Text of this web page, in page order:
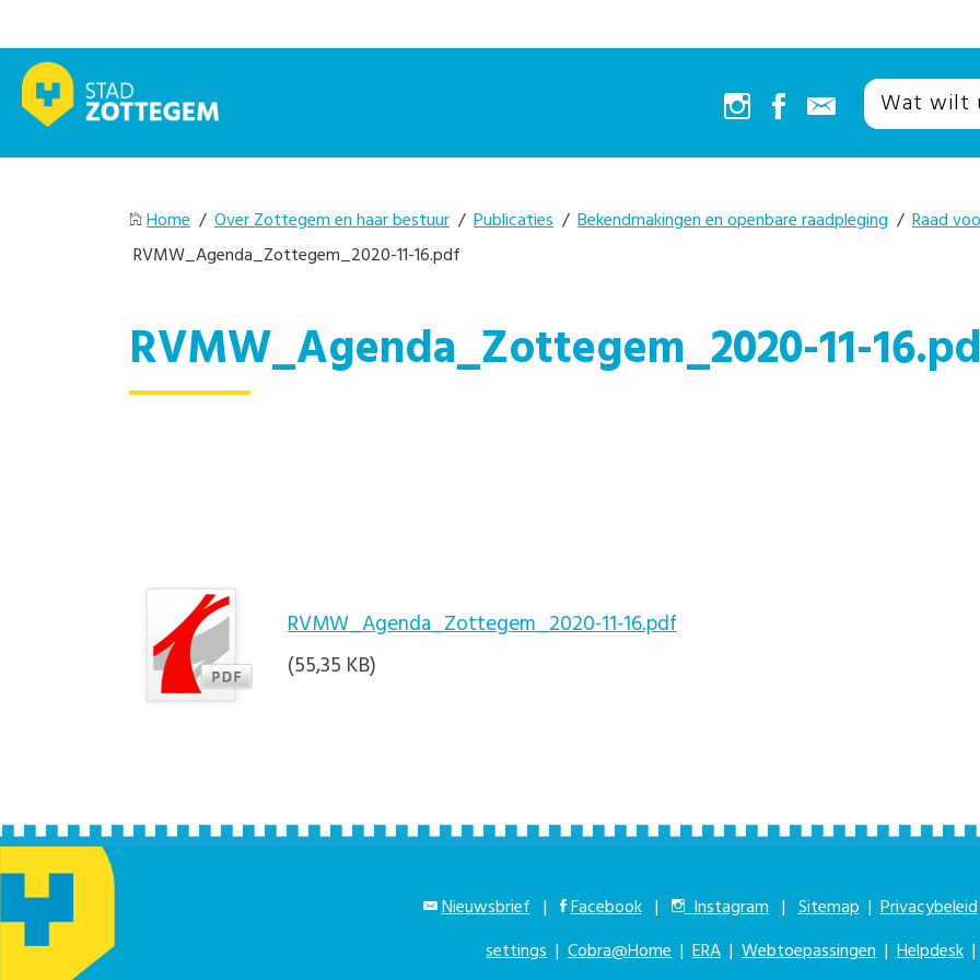
Home / Over Zottegem en haar bestuur / Publicaties / Bekendmakingen en openbare raadpleging / Raad
RVMW_Agenda_Zottegem_2020-11-16.pdf
RVMW_Agenda_Zottegem_2020-11-
RVMW_Agenda_Zottegem_2020-11-16.pdf
(55,35 KB)
Nieuwsbrief | Facebook | Instagram | Sitemap |Privacybeleid
settings | Cobra@Home | ERA | Webtoepassingen | Helpdesk |